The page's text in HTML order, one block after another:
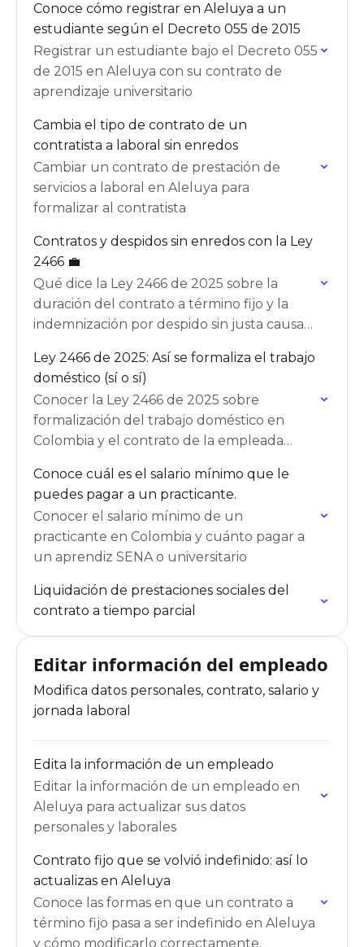
Conoce cómo registrar en Aleluya a un
estudiante según el Decreto 055 de 2015
Registrar un estudiante bajo el Decreto 055
de 2015 en Aleluya con su contrato de
aprendizaje universitario
Cambia el tipo de contrato de un
contratista a laboral sin enredos
Cambiar un contrato de prestación de
servicios a laboral en Aleluya para
formalizar al contratista
Contratos y despidos sin enredos con la Ley
2466 💼
Qué dice la Ley 2466 de 2025 sobre la
duración del contrato a término fijo y la
indemnización por despido sin justa causa
Ley 2466 de 2025: Así se formaliza el trabajo
doméstico (sí o sí)
Conocer la Ley 2466 de 2025 sobre
formalización del trabajo doméstico en
Colombia y el contrato de la empleada
Conoce cuál es el salario mínimo que le
puedes pagar a un practicante.
Conocer el salario mínimo de un
practicante en Colombia y cuánto pagar a
un aprendiz SENA o universitario
Liquidación de prestaciones sociales del
contrato a tiempo parcial
Editar información del empleado
Modifica datos personales, contrato, salario y
jornada laboral
Edita la información de un empleado
Editar la información de un empleado en
Aleluya para actualizar sus datos
personales y laborales
Contrato fijo que se volvió indefinido: así lo
actualizas en Aleluya
Conoce las formas en que un contrato a
término fijo pasa a ser indefinido en Aleluya
y cómo modificarlo correctamente.